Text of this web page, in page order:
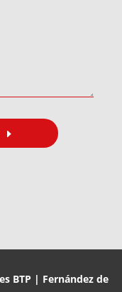
BTP | Fernández de